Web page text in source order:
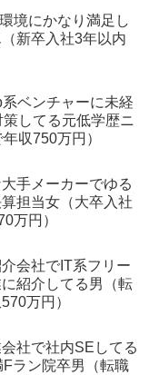
境にかなり満足し
新卒入社3年以内
ベンチャーに未経
してる元低学歴ニ
収750万円）
手メーカーでゆる
担当女（大卒入社
万円）
会社でIT系フリー
紹介してる男（転
万円）
社で社内SEしてる
ラン院卒男（転職